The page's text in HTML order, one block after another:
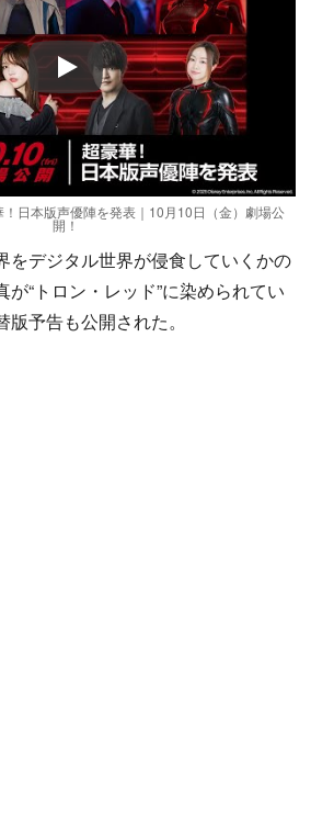
Play
！日本版声優陣を発表｜10月10日（金）劇場公
開！
デジタル世界が侵食していくかの
が“トロン・レッド”に染められてい
予告も公開された。